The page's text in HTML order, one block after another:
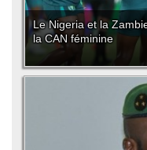
Le Nigeria et la
la CAN féminine